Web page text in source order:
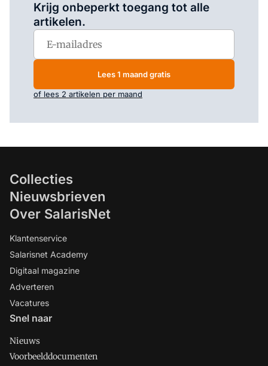
Krijg onbeperkt toegang tot alle
artikelen.
Lees 1 maand gratis
of lees 2 artikelen per maand
Collecties
Nieuwsbrieven
Over SalarisNet
Klantenservice
Salarisnet Academy
Digitaal magazine
Adverteren
Vacatures
Snel naar
Nieuws
Voorbeelddocumenten